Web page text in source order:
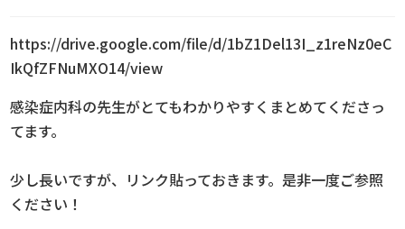
https://drive.google.com/file/d/1bZ1Del13I_z1reNz0eC
IkQfZFNuMXO14/view
感染症内科の先生がとてもわかりやすくまとめてくださっ
てます。
少し長いですが、リンク貼っておきます。是非一度ご参照
ください！